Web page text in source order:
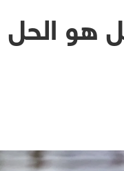
هو الحل